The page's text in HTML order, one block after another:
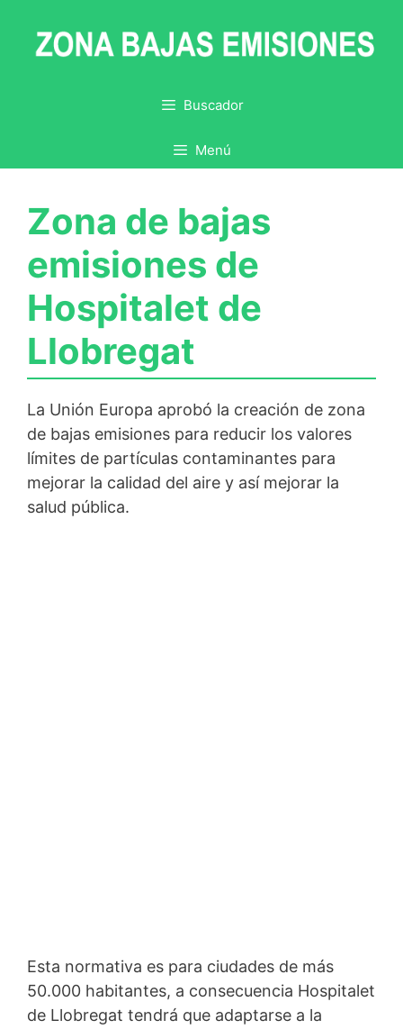
contenido
Buscador
Menú
Zona de bajas
emisiones de
Hospitalet de
Llobregat
La Unión Europa aprobó la creación de zona
de bajas emisiones para reducir los valores
límites de partículas contaminantes para
mejorar la calidad del aire y así mejorar la
salud pública.
Esta normativa es para ciudades de más
50.000 habitantes, a consecuencia Hospitalet
de Llobregat tendrá que adaptarse a la